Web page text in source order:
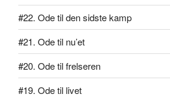
#22. Ode til den sidste kamp
#21. Ode til nu’et
#20. Ode til frelseren
#19. Ode til livet